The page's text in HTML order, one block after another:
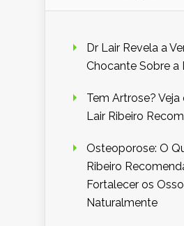
Dr Lair Revela a
Chocante Sobre a
Tem Artrose? Veja
Lair Ribeiro
Osteoporose: O
Ribeiro
Fortalecer os
Naturalmente